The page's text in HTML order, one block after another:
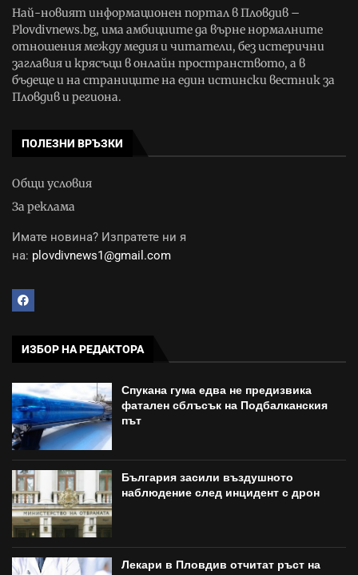
Най-новият информационен портал в Пловдив –
Plovdivnews.bg, има амбициите да върне нормалните
отношения между медия и читатели, без истерични
заглавия и крясъци в онлайн пространството, а в
бъдеще и на страниците на един истински вестник за
Пловдив и региона.
ПОЛЕЗНИ ВРЪЗКИ
Общи условия
За реклама
Имате новина? Изпратете ни я
на: plovdivnews1@gmail.com
ИЗБОР НА РЕДАКТОРА
Спукана гума едва не предизвика
фатален сблъсък на Подбалканския
път
България засили въздушното
наблюдение след инцидент с дрон
Лекари в Пловдив отчитат ръст на